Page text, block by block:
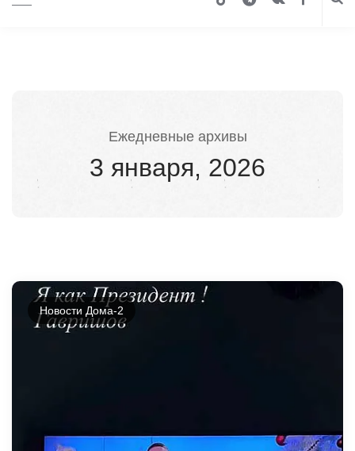
Ежедневные архивы
3 января, 2026
Новости Дома-2